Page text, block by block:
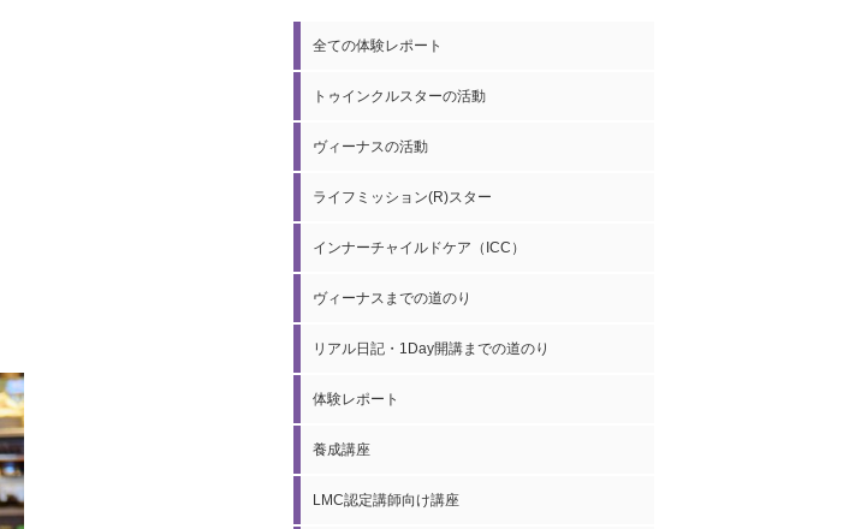
全ての体験レポート
トゥインクルスターの活動
ヴィーナスの活動
ライフミッション(R)スター
インナーチャイルドケア（ICC）
ヴィーナスまでの道のり
リアル日記・1Day開講までの道のり
体験レポート
養成講座
LMC認定講師向け講座